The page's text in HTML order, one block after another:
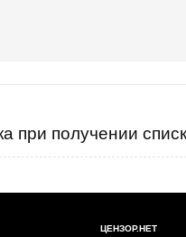
при получении
ЦЕНЗОР.НЕТ